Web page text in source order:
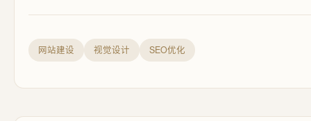
网站建设 视觉设计 SEO优化